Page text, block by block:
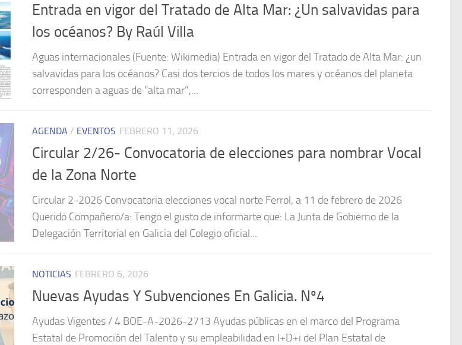
Entrada en vigor del Tratado de Alta Mar: ¿Un salvavidas para
los océanos? By Raúl Villa
Aguas internacionales (Fuente: Wikimedia) Entrada en vigor del Tratado de Alta Mar: ¿un
salvavidas para los océanos? Casi dos tercios de todos los mares y océanos del planeta
corresponden a aguas de “alta mar”,...
AGENDA / EVENTOS FEBRERO 11, 2026
Circular 2/26- Convocatoria de elecciones para nombrar Vocal
de la Zona Norte
Circular 2-2026 Convocatoria elecciones vocal norte Ferrol, a 11 de febrero de 2026
Querido Compañero/a: Tengo el gusto de informarte que: La Junta de Gobierno de la
Delegación Territorial en Galicia del Colegio oficial...
NOTICIAS FEBRERO 6, 2026
Nuevas Ayudas Y Subvenciones En Galicia. Nº4
Ayudas Vigentes / 4 BOE-A-2026-2713 Ayudas públicas en el marco del Programa
Estatal de Promoción del Talento y su empleabilidad en I+D+i del Plan Estatal de